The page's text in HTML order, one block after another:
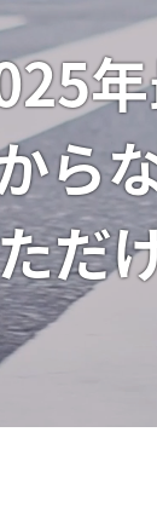
ら
だ